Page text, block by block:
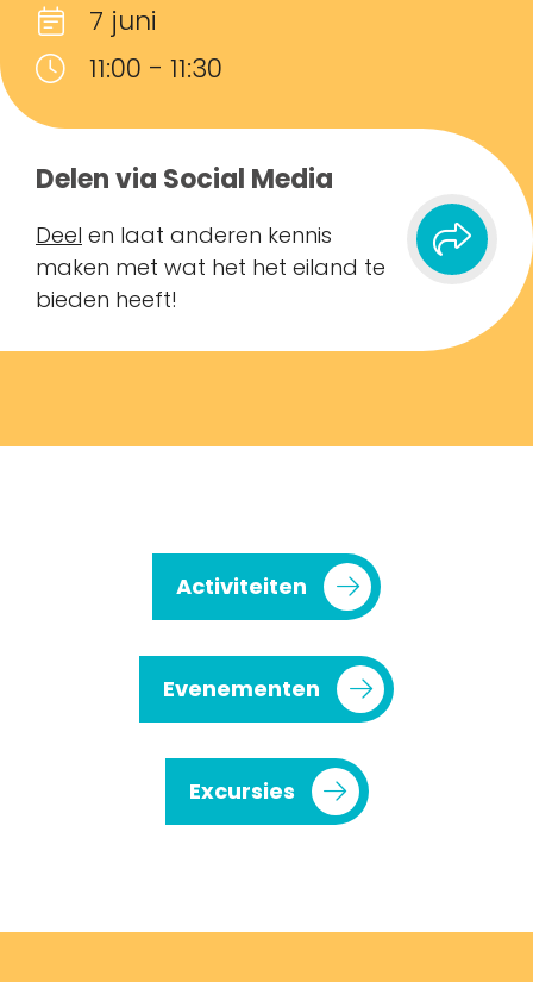
7 juni
11:00 - 11:30
Delen via Social Media
Deel en laat anderen kennis
maken met wat het het eiland te
bieden heeft!
Activiteiten
Evenementen
Excursies